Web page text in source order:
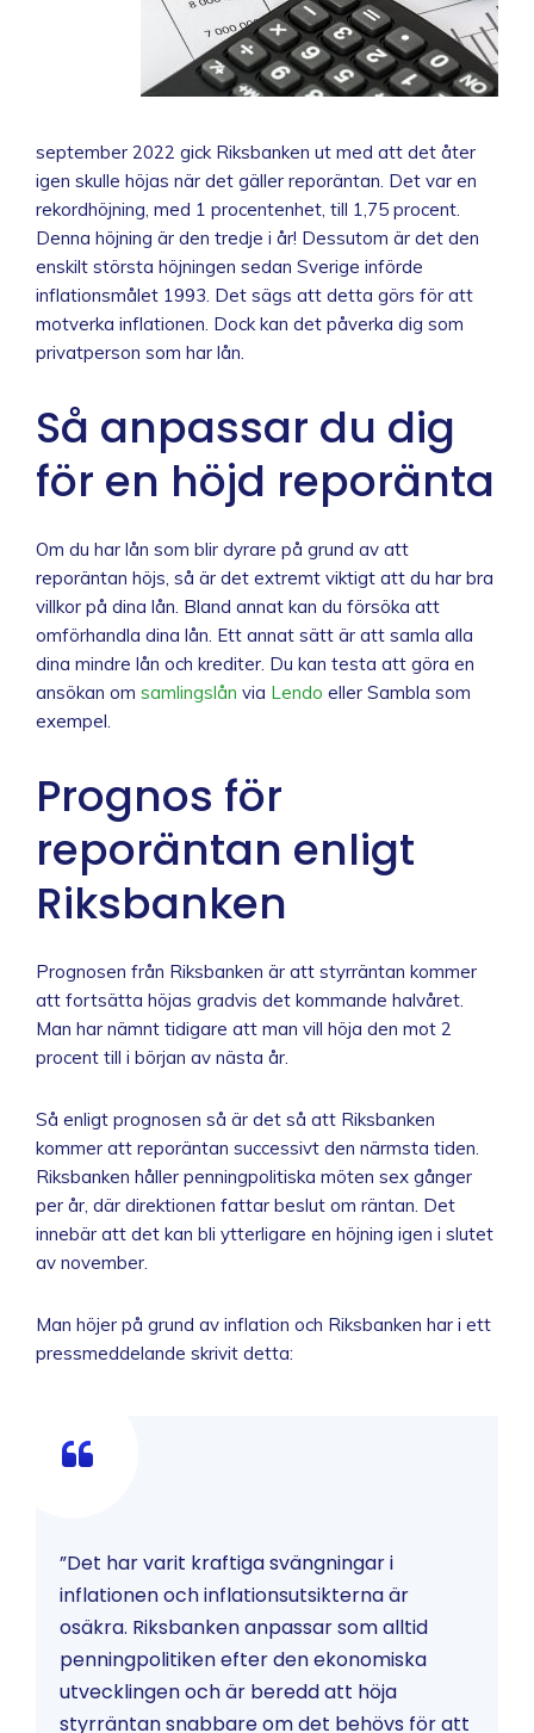
september 2022 gick Riksbanken ut med att det åter
igen skulle höjas när det gäller reporäntan. Det var en
rekordhöjning, med 1 procentenhet, till 1,75 procent.
Denna höjning är den tredje i år! Dessutom är det den
enskilt största höjningen sedan Sverige införde
inflationsmålet 1993. Det sägs att detta görs för att
motverka inflationen. Dock kan det påverka dig som
privatperson som har lån.
Så anpassar du dig
för en höjd reporänta
Om du har lån som blir dyrare på grund av att
reporäntan höjs, så är det extremt viktigt att du har bra
villkor på dina lån. Bland annat kan du försöka att
omförhandla dina lån. Ett annat sätt är att samla alla
dina mindre lån och krediter. Du kan testa att göra en
ansökan om samlingslån via Lendo eller Sambla som
exempel.
Prognos för
reporäntan enligt
Riksbanken
Prognosen från Riksbanken är att styrräntan kommer
att fortsätta höjas gradvis det kommande halvåret.
Man har nämnt tidigare att man vill höja den mot 2
procent till i början av nästa år.
Så enligt prognosen så är det så att Riksbanken
kommer att reporäntan successivt den närmsta tiden.
Riksbanken håller penningpolitiska möten sex gånger
per år, där direktionen fattar beslut om räntan. Det
innebär att det kan bli ytterligare en höjning igen i slutet
av november.
Man höjer på grund av inflation och Riksbanken har i ett
pressmeddelande skrivit detta:
”Det har varit kraftiga svängningar i
inflationen och inflationsutsikterna är
osäkra. Riksbanken anpassar som alltid
penningpolitiken efter den ekonomiska
utvecklingen och är beredd att höja
styrräntan snabbare om det behövs för att